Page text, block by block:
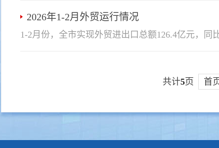
2026年1-2月外贸运行情况
共计5页 首